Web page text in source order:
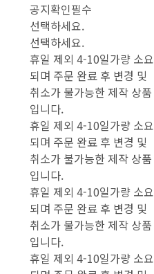
공지확인필수
선택하세요.
선택하세요.
휴일 제외 4-10일가량 소요
되며 주문 완료 후 변경 및
취소가 불가능한 제작 상품
입니다.
휴일 제외 4-10일가량 소요
되며 주문 완료 후 변경 및
취소가 불가능한 제작 상품
입니다.
휴일 제외 4-10일가량 소요
되며 주문 완료 후 변경 및
취소가 불가능한 제작 상품
입니다.
휴일 제외 4-10일가량 소요